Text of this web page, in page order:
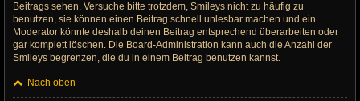
Beitrags sehen. Versuche bitte trotzdem, Smileys nicht zu häufig zu
benutzen, sie können einen Beitrag schnell unlesbar machen und ein
Moderator könnte deshalb deinen Beitrag entsprechend überarbeiten oder
gar komplett löschen. Die Board-Administration kann auch die Anzahl der
Smileys begrenzen, die du in einem Beitrag benutzen kannst.
Nach oben